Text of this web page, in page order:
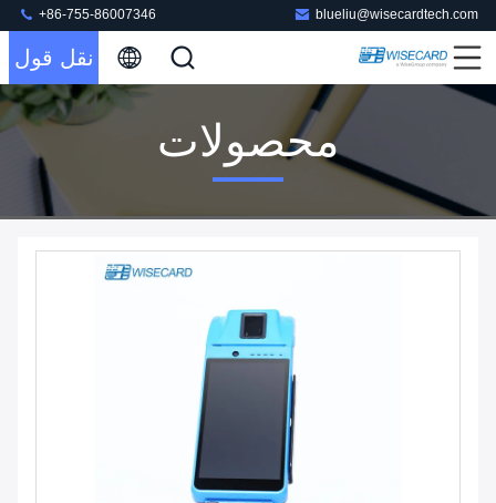
blueliu@wisecardtech.com
+86-755-86007346
نقل قول
محصولات